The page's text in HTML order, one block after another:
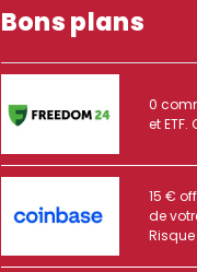
Bons plans
0
et
15 €
de